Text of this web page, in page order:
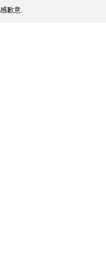
歉意.